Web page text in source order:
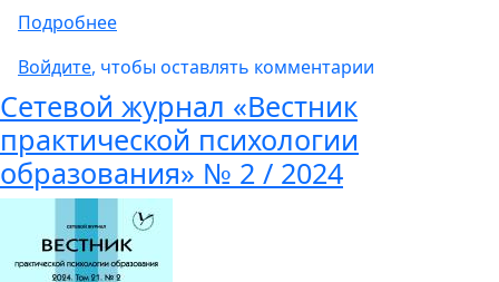
Подробнеео Сетевой журнал «Вестник
Войдите, чтобы оставлять комментарии
Сетевой журнал «Вестник
практической психологии
образования» № 2 / 2024